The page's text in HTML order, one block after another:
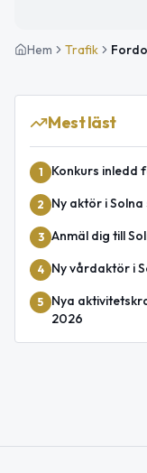
Hem Trafik
Mest läst
1 Konkurs inledd
2 Ny aktör i
3 Anmäl dig till
4 Ny vårdaktör i
5
Nya
2026